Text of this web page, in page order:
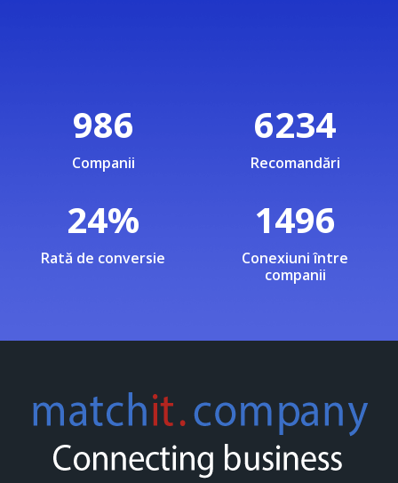
986
Companii
6234
Recomandări
24%
Rată de conversie
1496
Conexiuni între
companii